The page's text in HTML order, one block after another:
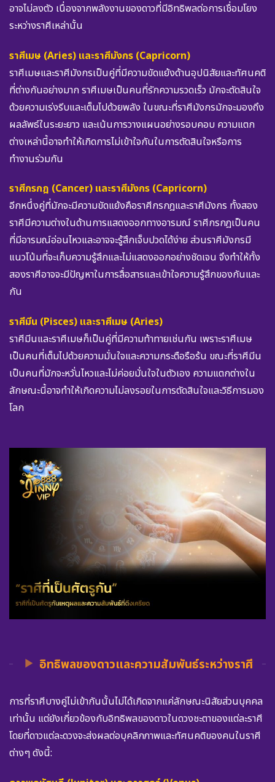
อาจไม่ลงตัว เนื่องจากพลังงานของดาวที่มีอิทธิพลต่อการเชื่อมโยง
ระหว่างราศีเหล่านั้น
ราศีเมษ (Aries) และราศีมังกร (Capricorn)
ราศีเมษและราศีมังกรเป็นคู่ที่มีความขัดแย้งด้านอุปนิสัยและทัศนคติ
ที่ต่างกันอย่างมาก ราศีเมษเป็นคนที่รักความรวดเร็ว มักจะตัดสินใจ
ด้วยความเร่งรีบและเต็มไปด้วยพลัง ในขณะที่ราศีมังกรมักจะมองถึง
ผลลัพธ์ในระยะยาว และเน้นการวางแผนอย่างรอบคอบ ความแตก
ต่างเหล่านี้อาจทำให้เกิดการไม่เข้าใจกันในการตัดสินใจหรือการ
ทำงานร่วมกัน
ราศีกรกฎ (Cancer) และราศีมังกร (Capricorn)
อีกหนึ่งคู่ที่มักจะมีความขัดแย้งคือราศีกรกฎและราศีมังกร ทั้งสอง
ราศีมีความต่างในด้านการแสดงออกทางอารมณ์ ราศีกรกฎเป็นคน
ที่มีอารมณ์อ่อนไหวและอาจจะรู้สึกเจ็บปวดได้ง่าย ส่วนราศีมังกรมี
แนวโน้มที่จะเก็บความรู้สึกและไม่แสดงออกอย่างชัดเจน จึงทำให้ทั้ง
สองราศีอาจจะมีปัญหาในการสื่อสารและเข้าใจความรู้สึกของกันและ
กัน
ราศีมีน (Pisces) และราศีเมษ (Aries)
ราศีมีนและราศีเมษก็เป็นคู่ที่มีความท้าทายเช่นกัน เพราะราศีเมษ
เป็นคนที่เต็มไปด้วยความมั่นใจและความกระตือรือร้น ขณะที่ราศีมีน
เป็นคนที่มักจะหวั่นไหวและไม่ค่อยมั่นใจในตัวเอง ความแตกต่างใน
ลักษณะนี้อาจทำให้เกิดความไม่ลงรอยในการตัดสินใจและวิธีการมอง
โลก
อิทธิพลของดาวและความสัมพันธ์ระหว่างราศี
การที่ราศีบางคู่ไม่เข้ากันนั้นไม่ได้เกิดจากแค่ลักษณะนิสัยส่วนบุคคล
เท่านั้น แต่ยังเกี่ยวข้องกับอิทธิพลของดาวในดวงชะตาของแต่ละราศี
โดยที่ดาวแต่ละดวงจะส่งผลต่อบุคลิกภาพและทัศนคติของคนในราศี
ต่างๆ ดังนี้: